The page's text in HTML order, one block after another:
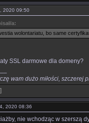
2020 09:50
a:
wolontariatu, bo same
SSL darmowe dla domeny?
wam dużo miłości, szczerej
]
2020 08:36
nie wchodząc w szerszą